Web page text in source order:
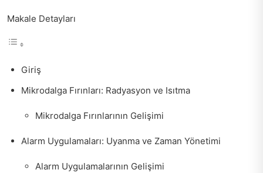
Makale Detayları
Giriş
Mikrodalga Fırınları: Radyasyon ve Isıtma
Mikrodalga Fırınlarının Gelişimi
Alarm Uygulamaları: Uyanma ve Zaman Yönetimi
Alarm Uygulamalarının Gelişimi